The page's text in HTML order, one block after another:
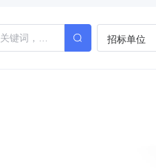
招标单位